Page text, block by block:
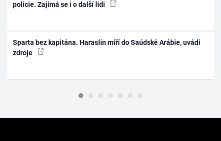
policie. Zajímá se i o další lidi
Sparta bez kapitána. Haraslín míří do Saúdské Arábie, uvádí
zdroje